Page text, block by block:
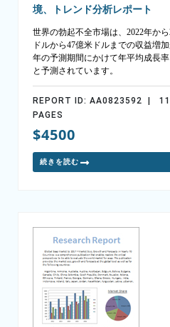
境、トレンド分析レポート
世界の勃起不全市場は、2022年か
ドルから47億米ドルまでの収益増
年の予測期間にかけて年平均成長
と予測されています。
REPORT ID: AA0823592 |
PAGES
$4500
続きを読む